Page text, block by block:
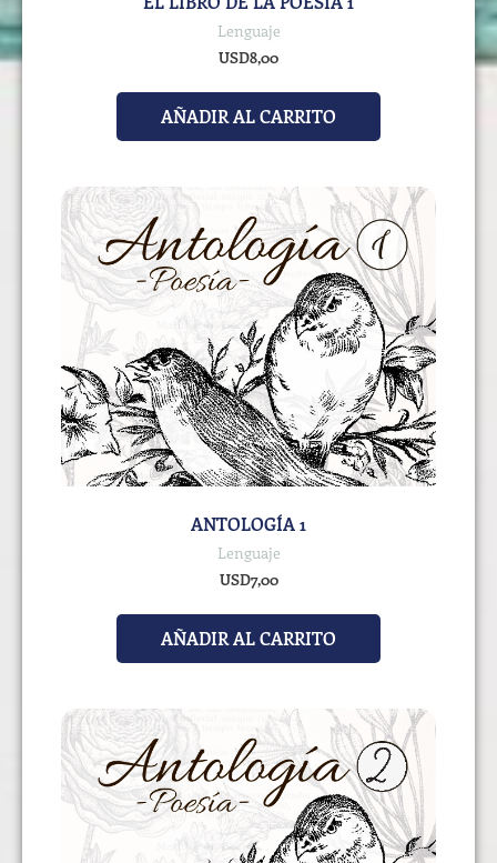
Lenguaje
USD8,00
AÑADIR AL CARRITO
ANTOLOGÍA 1
Lenguaje
USD7,00
AÑADIR AL CARRITO